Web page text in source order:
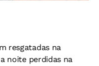
resgatadas na
noite perdidas na